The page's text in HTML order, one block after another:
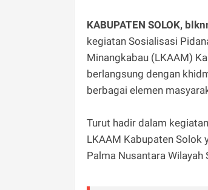
KABUPATEN SOLOK,
kegiatan Sosialisasi
Minangkabau (LKAAM)
berlangsung dengan
berbagai elemen
Turut hadir dalam
LKAAM Kabupaten Solok
Palma Nusantara